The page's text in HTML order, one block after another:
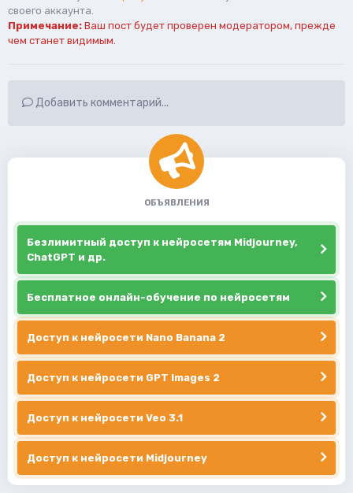
своего аккаунта.
Примечание: Ваш пост будет проверен модератором, прежде
чем станет видимым.
Добавить комментарий...
ОБЪЯВЛЕНИЯ
Безлимитный доступ к нейросетям Midjourney,
ChatGPT и др.
Бесплатное онлайн-обучение по нейросетям
Доступ к нейросети Nano Banana 2
Доступ к нейросети GPT Images 2
Доступ к нейросети Veo 3.1
Доступ к нейросети Midjourney